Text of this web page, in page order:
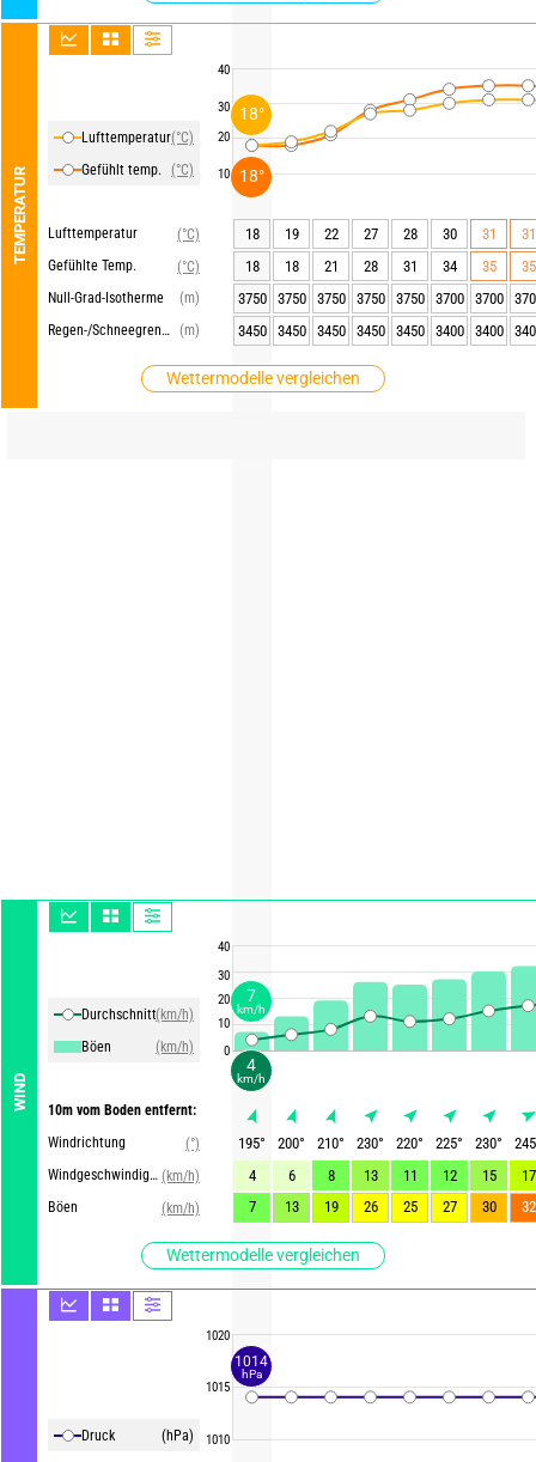
TEMPERATUR
Lufttemperatur(°C)
Gefühlt temp.
(°C)
Lufttemperatur
(°C)
Gefühlte Temp.
(°C)
Null-Grad-Isotherme
(m)
Regen-/Schneegrenze (m)
Wettermodelle vergleichen
WIND
Durchschnittliche Winde
(km/h)
Böen
(km/h)
10m vom Boden entfernt:
Windrichtung
(°)
Windgeschwindigkeit (km/h)
Böen
(km/h)
Wettermodelle vergleichen
Druck (hPa)
40
30
20
10
40
30
20
10
0
1020
1015
1010
18 19 22 27 28 30 31
31
18
18 21 28 31 34 35
35
3750
3750 3750 3750 3750 3700 3700
3450
3450 3450 3450 3450 3400 3400
195° 200° 210° 230° 220° 225° 230°
245
4
6 8 13 11 12 15
17
7
13 19 26 25 27 30 32
4
km/h
7
km/h
18°
18°
1014
hPa